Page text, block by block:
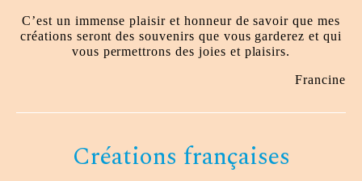
C’est un immense plaisir et honneur de savoir que mes
créations seront des souvenirs que vous garderez et qui
vous permettrons des joies et plaisirs.
Francine
Créations françaises